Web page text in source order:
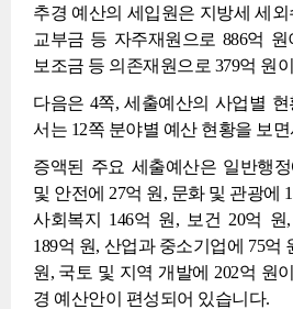
추경 예산의 세입원은 지방세 세
교부금 등 자주재원으로 886억 원
보조금 등 의존재원으로 379억 원
다음은 4쪽, 세출예산의 사업별
서는 12쪽 분야별 예산 현황을 보
증액된 주요 세출예산은 일반행
및 안전에 27억 원, 문화 및 관광에
사회복지 146억 원, 보건 20억 원
189억 원, 산업과 중소기업에 75억
원, 국토 및 지역 개발에 202억 원
경 예산안이 편성되어 있습니다.